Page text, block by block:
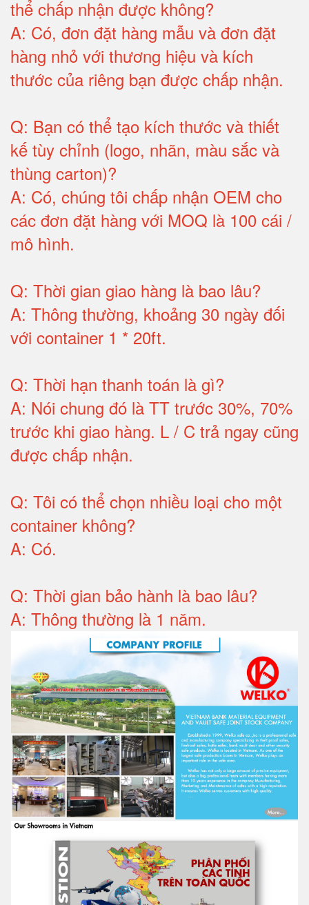
thể chấp nhận được không?
A: Có, đơn đặt hàng mẫu và đơn đặt
hàng nhỏ với thương hiệu và kích
thước của riêng bạn được chấp nhận.
Q: Bạn có thể tạo kích thước và thiết
kế tùy chỉnh (logo, nhãn, màu sắc và
thùng carton)?
A: Có, chúng tôi chấp nhận OEM cho
các đơn đặt hàng với MOQ là 100 cái /
mô hình.
Q: Thời gian giao hàng là bao lâu?
A: Thông thường, khoảng 30 ngày đối
với container 1 * 20ft.
Q: Thời hạn thanh toán là gì?
A: Nói chung đó là TT trước 30%, 70%
trước khi giao hàng. L / C trả ngay cũng
được chấp nhận.
Q: Tôi có thể chọn nhiều loại cho một
container không?
A: Có.
Q: Thời gian bảo hành là bao lâu?
A: Thông thường là 1 năm.